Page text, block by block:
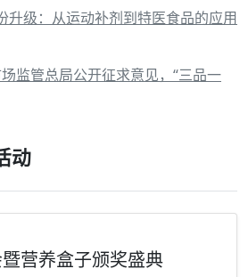
升级：从运动补剂到特医食品的应用
监管总局公开征求意见，“三品一
动
营养盒子颁奖盛典